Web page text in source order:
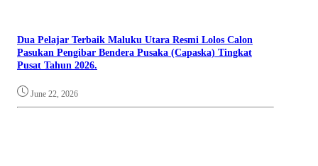
Dua Pelajar Terbaik Maluku Utara Resmi Lolos Calon
Pasukan Pengibar Bendera Pusaka (Capaska) Tingkat
Pusat Tahun 2026.
June 22, 2026